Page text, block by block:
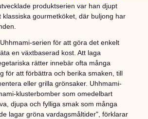
produktserien var han djupt
klassiska gourmetköket, där buljong har
serien för att göra det enkelt
en växtbaserad kost. Att laga
rätter innebär ofta många
för att förbättra och berika smaken, till
eller grilla grönsaker. Uhhmami-
klusterbomber som omedelbart
djupa och fylliga smak som många
lagar gröna vardagsmåltider", förklarar